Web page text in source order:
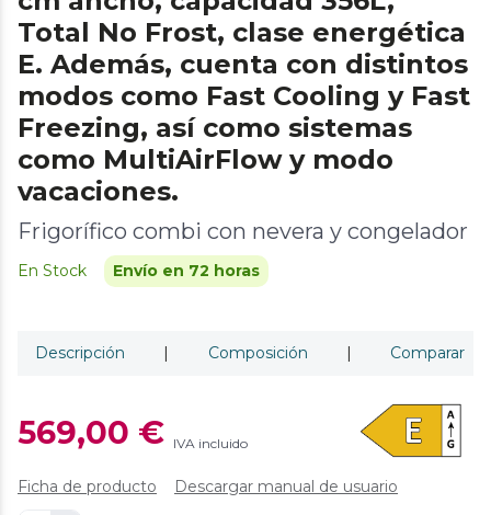
Total No Frost, clase energética
E. Además, cuenta con distintos
modos como Fast Cooling y Fast
Freezing, así como sistemas
como MultiAirFlow y modo
vacaciones.
Frigorífico combi con nevera y congelador
En Stock Envío en 72 horas
Descripción | Composición | Comparar
569,00 € IVA incluido
Ficha de producto Descargar manual de usuario